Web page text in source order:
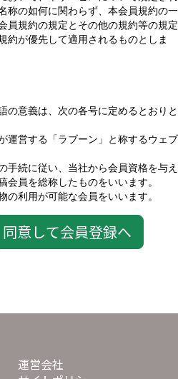
称の如何に関わらず、本会員規約の一
員規約の規定とその他の規約等の規定
約が優先して適用されるものとしま
の意義は、次の各号に定めるとおりと
運営する「ラブーン」と称するウェブ
手続に従い、当社から会員資格を与え
会員を総称したものをいいます。
の利用が可能な会員をいいます。
イト上で会員に対して提供されるサー
た後、会員が本サービスを利用した
同意して会員登録へ
運営会社